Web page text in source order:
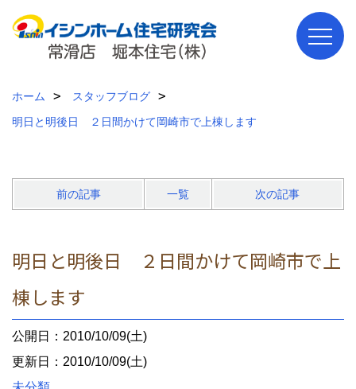
ホーム
スタッフブログ
明日と明後日 ２日間かけて岡崎市で上棟します
前の記事 一覧 次の記事
明日と明後日 ２日間かけて岡崎市で上
棟します
公開日：2010/10/09(土)
更新日：2010/10/09(土)